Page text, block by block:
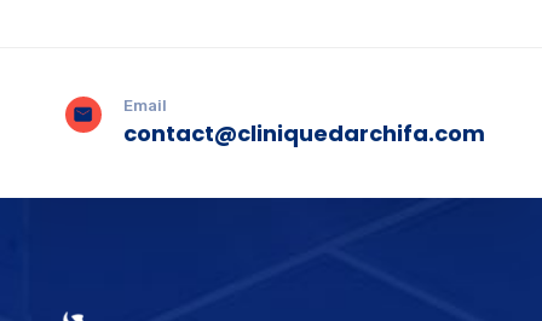
Email
contact@cliniquedarchifa.com